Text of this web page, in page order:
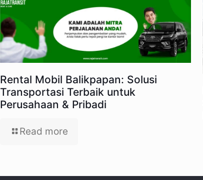
Rental Mobil Balikpapan: Solusi
Transportasi Terbaik untuk
Perusahaan & Pribadi
Read more